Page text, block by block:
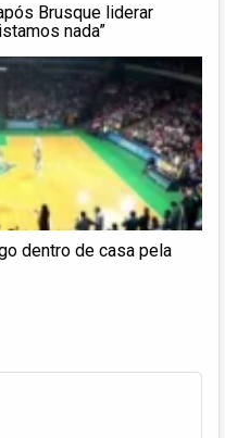
Brusque liderar
nada”
dentro de casa pela